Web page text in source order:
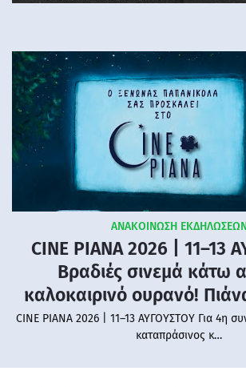
ΑΝΑΚΟΙΝΩΣΗ
CINE PIANA 2026 | 11–13
Βραδιές σινεμά κάτω
καλοκαιρινό ουρανό!
CINE PIANA 2026 | 11–13 ΑΥΓΟΥΣΤΟΥ Για 4η
καταπράσινος κ…